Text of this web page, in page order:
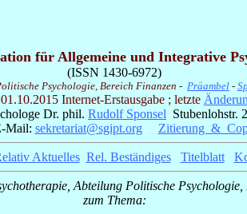
für Allgemeine und Integrative
(ISSN 1430-6972)
Psychologie, Bereich Finanzen - Präambel -
Internet-Erstausgabe ; letzte
Dr. phil. Rudolf Sponsel Stubenlohstr.
sekretariat@sgipt.org Zitierung &
Aktuelles_ Rel. Beständiges_ Titelblatt_
Abteilung Politische
zum Thema: